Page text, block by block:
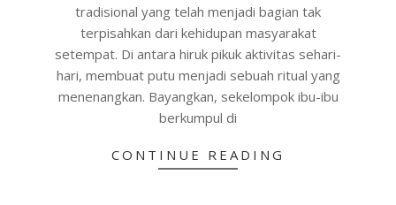
tradisional yang telah menjadi bagian tak
terpisahkan dari kehidupan masyarakat
setempat. Di antara hiruk pikuk aktivitas sehari-
hari, membuat putu menjadi sebuah ritual yang
menenangkan. Bayangkan, sekelompok ibu-ibu
berkumpul di
CONTINUE READING